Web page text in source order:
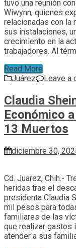
tuvo una reunión
Wiwynn, quienes
relacionadas con la
sus instalaciones,
crecimiento en la
trabajadores. Al
Read More
Juárez
Leave a
Claudia
Económico
13 Muertos
diciembre 30,
Cd. Juarez, Chih.-
heridas tras el
presidenta Claudia
mil pesos para
familiares de las
que realizar gastos
atender a sus